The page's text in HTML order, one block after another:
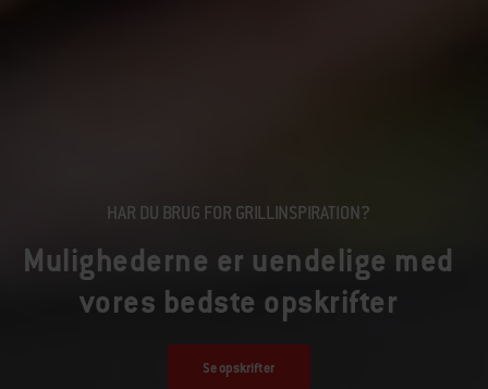
HAR DU BRUG FOR GRILLINSPIRATION?
Mulighederne er uendelige med
vores bedste opskrifter
Se opskrifter